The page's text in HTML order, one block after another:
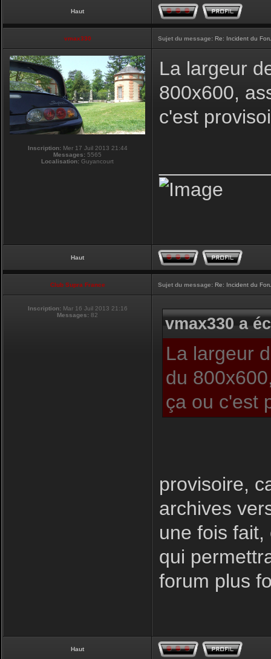
Haut
vmax330 Sujet du message: Re: Incident du
Inscription:Mer 17 Juil 2013 21:44
Messages: 5565
Localisation: Guyancourt
La largeur
800x600,
c'est
Haut
Club Supra France Sujet du message: Re: Incident du
Inscription: Mar 16 Juil 2013 21:16
Messages: 82 vmax330 a
La largeur
du
ça ou c'est
provisoire,
archives
une fois
qui
forum plus
Haut